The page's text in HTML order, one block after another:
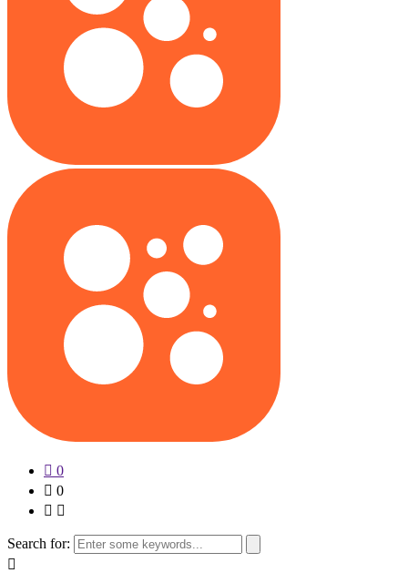
0
0
Search for: